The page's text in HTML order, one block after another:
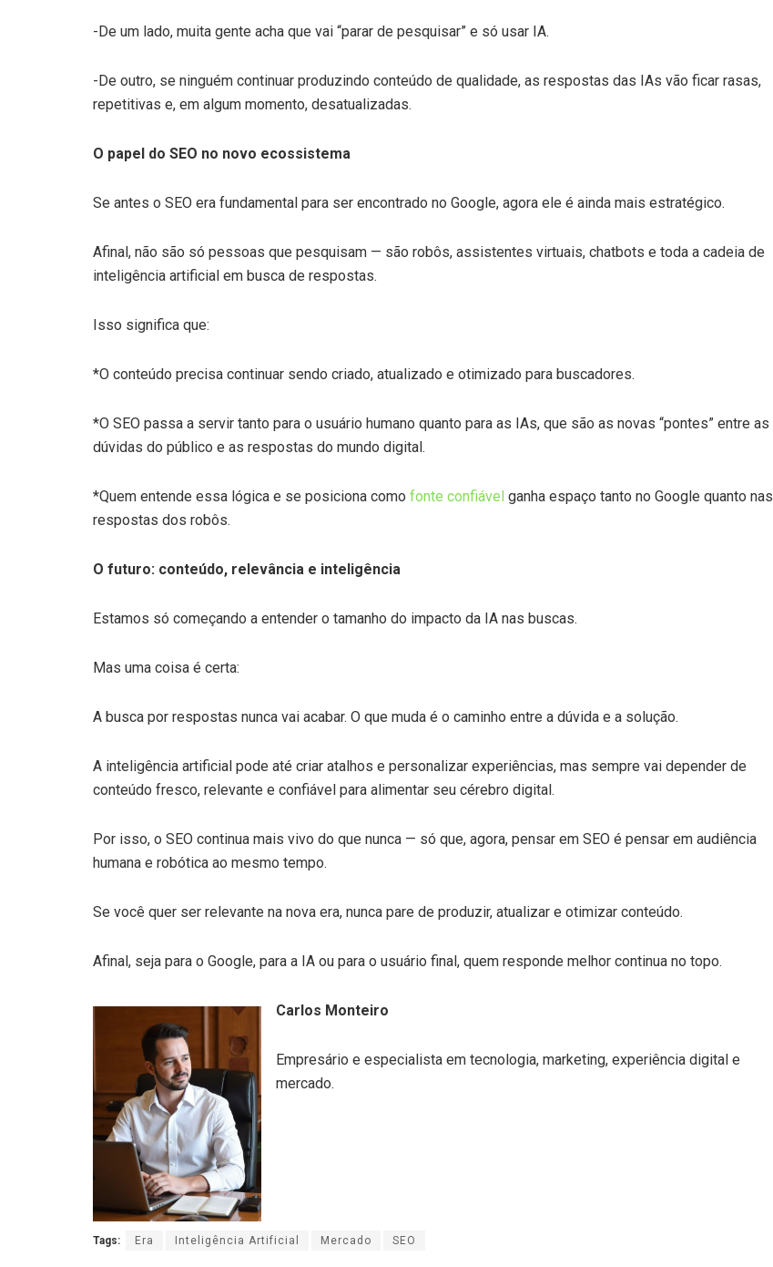
-De um lado, muita gente acha que vai “parar de pesquisar” e só usar IA.
-De outro, se ninguém continuar produzindo conteúdo de qualidade, as respostas das IAs vão ficar rasas,
repetitivas e, em algum momento, desatualizadas.
O papel do SEO no novo ecossistema
Se antes o SEO era fundamental para ser encontrado no Google, agora ele é ainda mais estratégico.
Afinal, não são só pessoas que pesquisam — são robôs, assistentes virtuais, chatbots e toda a cadeia de
inteligência artificial em busca de respostas.
Isso significa que:
*O conteúdo precisa continuar sendo criado, atualizado e otimizado para buscadores.
*O SEO passa a servir tanto para o usuário humano quanto para as IAs, que são as novas “pontes” entre as
dúvidas do público e as respostas do mundo digital.
*Quem entende essa lógica e se posiciona como fonte confiável ganha espaço tanto no Google quanto nas
respostas dos robôs.
O futuro: conteúdo, relevância e inteligência
Estamos só começando a entender o tamanho do impacto da IA nas buscas.
Mas uma coisa é certa:
A busca por respostas nunca vai acabar. O que muda é o caminho entre a dúvida e a solução.
A inteligência artificial pode até criar atalhos e personalizar experiências, mas sempre vai depender de
conteúdo fresco, relevante e confiável para alimentar seu cérebro digital.
Por isso, o SEO continua mais vivo do que nunca — só que, agora, pensar em SEO é pensar em audiência
humana e robótica ao mesmo tempo.
Se você quer ser relevante na nova era, nunca pare de produzir, atualizar e otimizar conteúdo.
Afinal, seja para o Google, para a IA ou para o usuário final, quem responde melhor continua no topo.
Carlos Monteiro
Empresário e especialista em tecnologia, marketing, experiência digital e
mercado.
Tags: Era Inteligência Artificial Mercado SEO